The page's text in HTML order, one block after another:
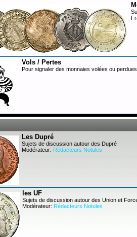
Vols / Pertes
Pour signaler des monnaies volées ou perdues
Les Dupré
Sujets de discussion autour des Dupré
Modérateur: Rédacteurs Notules
les UF
Sujets de discussion autour des Union et
Modérateur: Rédacteurs Notules